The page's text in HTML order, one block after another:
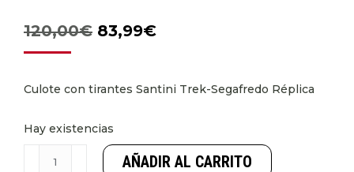
120,00€ El
era:
83,99€El
es:
Culote con tirantes Santini Trek-Segafredo Réplica
Hay existencias
AÑADIR AL CARRITO